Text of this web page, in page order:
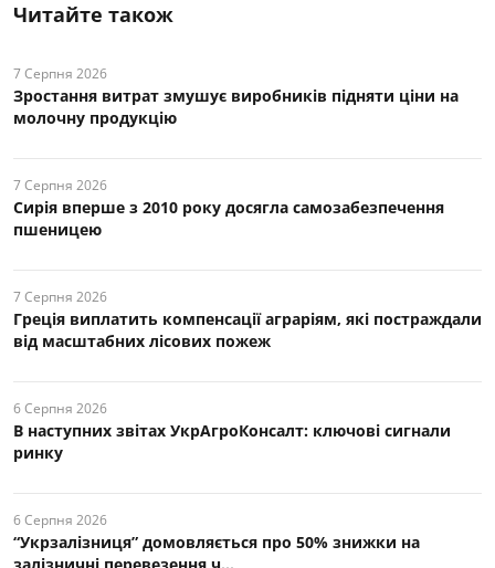
Читайте також
7 Серпня 2026
Зростання витрат змушує виробників підняти ціни на
молочну продукцію
7 Серпня 2026
Сирія вперше з 2010 року досягла самозабезпечення
пшеницею
7 Серпня 2026
Греція виплатить компенсації аграріям, які постраждали
від масштабних лісових пожеж
6 Серпня 2026
В наступних звітах УкрАгроКонсалт: ключові cигнали
ринку
6 Серпня 2026
“Укрзалізниця” домовляється про 50% знижки на